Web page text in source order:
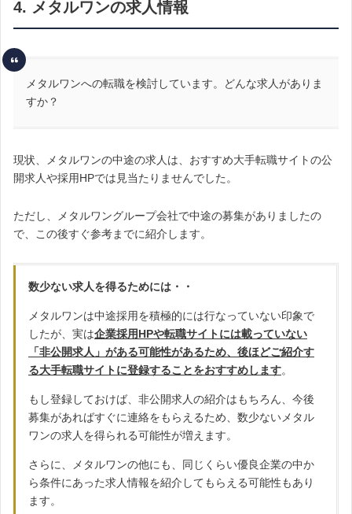
4. メタルワンの求人情報
メタルワンへの転職を検討しています。どんな求人がありま
すか？
現状、メタルワンの中途の求人は、おすすめ大手転職サイトの公
開求人や採用HPでは見当たりませんでした。
ただし、メタルワングループ会社で中途の募集がありましたの
で、この後すぐ参考までに紹介します。
数少ない求人を得るためには・・
メタルワンは中途採用を積極的には行なっていない印象で
したが、実は企業採用HPや転職サイトには載っていない
「非公開求人」がある可能性があるため、後ほどご紹介す
る大手転職サイトに登録することをおすすめします。
もし登録しておけば、非公開求人の紹介はもちろん、今後
募集があればすぐに連絡をもらえるため、数少ないメタル
ワンの求人を得られる可能性が増えます。
さらに、メタルワンの他にも、同じくらい優良企業の中か
ら条件にあった求人情報を紹介してもらえる可能性もあり
ます。